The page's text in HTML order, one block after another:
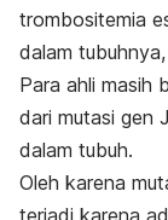
trombositemia
dalam
Para ahli masih
dari mutasi gen
dalam tubuh.
Oleh karena
terjadi karena